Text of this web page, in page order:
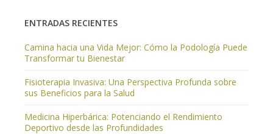
ENTRADAS RECIENTES
Camina hacia una Vida Mejor: Cómo la Podología Puede
Transformar tu Bienestar
Fisioterapia Invasiva: Una Perspectiva Profunda sobre
sus Beneficios para la Salud
Medicina Hiperbárica: Potenciando el Rendimiento
Deportivo desde las Profundidades